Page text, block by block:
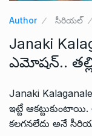
Author సీరియల్
Janaki
ఎమోషన్..
Janaki
ఇట్టే
కలగనలేదు అనే